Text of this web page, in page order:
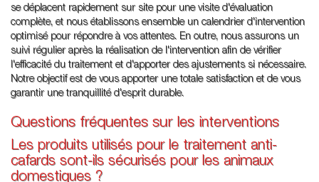
se déplacent rapidement sur site pour une visite d'évaluation
complète, et nous établissons ensemble un calendrier d'intervention
optimisé pour répondre à vos attentes. En outre, nous assurons un
suivi régulier après la réalisation de l'intervention afin de vérifier
l'efficacité du traitement et d'apporter des ajustements si nécessaire.
Notre objectif est de vous apporter une totale satisfaction et de vous
garantir une tranquillité d'esprit durable.
Questions fréquentes sur les interventions
Les produits utilisés pour le traitement anti-
cafards sont-ils sécurisés pour les animaux
domestiques ?